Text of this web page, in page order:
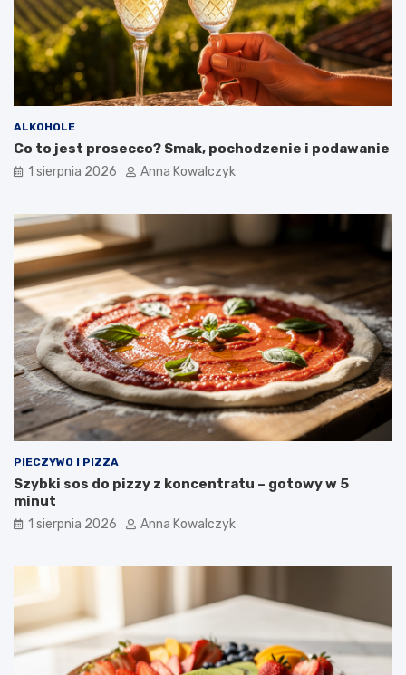
ALKOHOLE
Co to jest prosecco? Smak, pochodzenie i podawanie
1 sierpnia 2026 Anna Kowalczyk
PIECZYWO I PIZZA
Szybki sos do pizzy z koncentratu – gotowy w 5
minut
1 sierpnia 2026 Anna Kowalczyk